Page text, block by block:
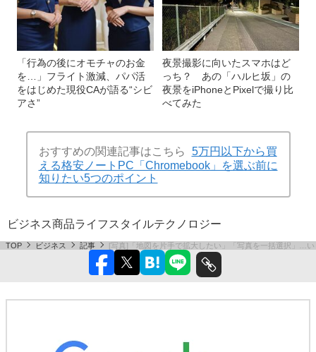
「行為の後にオモチャのお金
を…」フライト激減、パパ活
をはじめた現役CAが語る“シビ
アさ”
夜景撮影に向いたスマホはど
っち？ あの「ハルヒ坂」の
夜景をiPhoneとPixelで撮り比
べてみた
おすすめの関連記事はこちら
5万円以下から買
える格安ノートPC「Chromebook」を選ぶ前に
知りたい5つのポイント
ビジネス商品ライフスタイルテクノロジー
TOP ビジネス 記事 [写真]「地図を片手で拡大したい」「写真を一括選択」…